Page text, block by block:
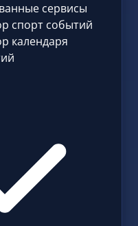
сервисы
спорт событий
календаря